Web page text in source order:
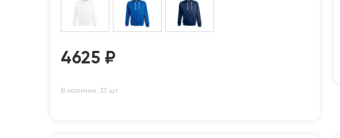
4625 ₽
В наличии: 33 шт